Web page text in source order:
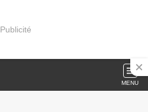
Publicité
MENU